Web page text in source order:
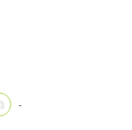
-